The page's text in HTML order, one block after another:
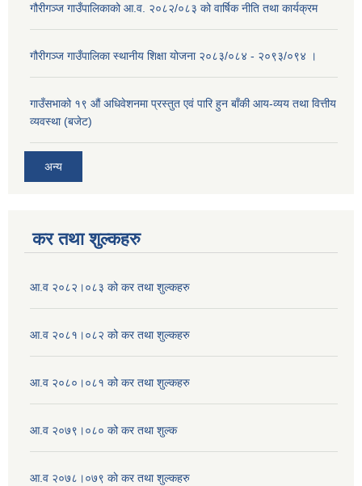
गौरीगञ्ज गाउँपालिकाको आ.व. २०८२/०८३ को वार्षिक नीति तथा कार्यक्रम
गौरीगञ्ज गाउँपालिका स्थानीय शिक्षा योजना २०८३/०८४ - २०९३/०९४ ।
गाउँसभाको १९ ‌औं अधिवेशनमा प्रस्तुत एवं पारि हुन बाँकी आय-व्यय तथा वित्तीय
व्यवस्था (बजेट)
अन्य
कर तथा शुल्कहरु
आ.व २०८२।०८३ को कर तथा शुल्कहरु
आ.व २०८१।०८२ को कर तथा शुल्कहरु
आ.व २०८०।०८१ को कर तथा शुल्कहरु
आ.व २०७९।०८० को कर तथा शुल्क
आ.व २०७८।०७९ काे कर तथा शुल्कहरु